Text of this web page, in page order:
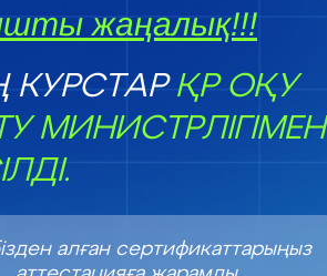
жаңалық!!!
КУРСТАРҚР ОҚУ
МИНИСТРЛІГІМЕН
алған сертификаттарыңыз